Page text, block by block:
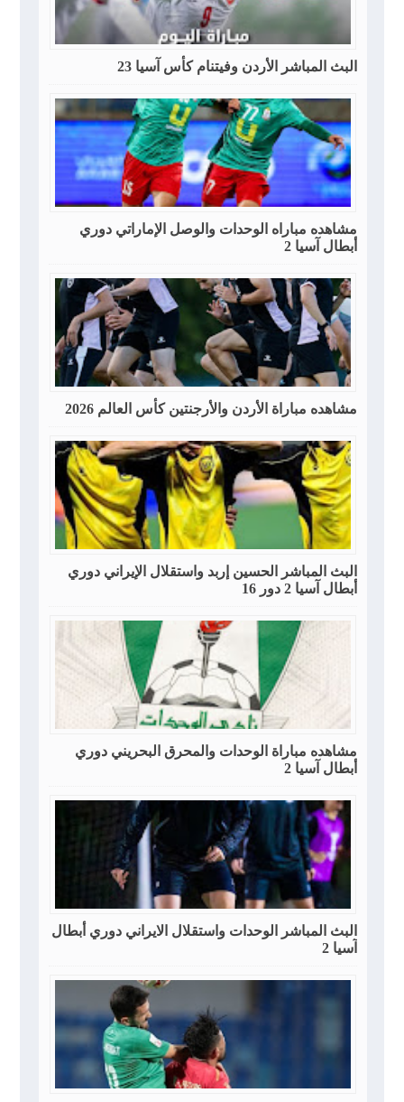
البث المباشر الأردن وفيتنام كأس آسيا 23
مشاهده مباراه الوحدات والوصل الإماراتي دوري
أبطال آسيا 2
مشاهده مباراة الأردن والأرجنتين كأس العالم 2026
البث المباشر الحسين إربد واستقلال الإيراني دوري
أبطال آسيا 2 دور 16
مشاهده مباراة الوحدات والمحرق البحريني دوري
أبطال آسيا 2
البث المباشر الوحدات واستقلال الايراني دوري أبطال
آسيا 2